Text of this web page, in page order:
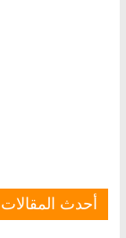
أحدث المقالات